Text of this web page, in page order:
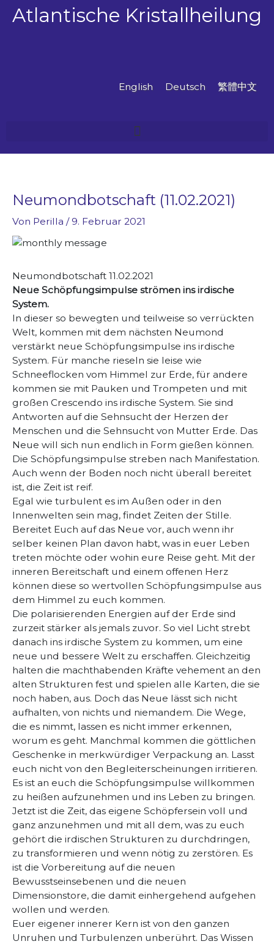
Zum
InhaltAtlantische Kristallheilung
English Deutsch 繁體中文
Neumondbotschaft (11.02.2021)
Von Perilla /9. Februar 2021
Neumondbotschaft 11.02.2021
Neue Schöpfungsimpulse strömen ins irdische
System.
In dieser so bewegten und teilweise so verrückten
Welt, kommen mit dem nächsten Neumond
verstärkt neue Schöpfungsimpulse ins irdische
System. Für manche rieseln sie leise wie
Schneeflocken vom Himmel zur Erde, für andere
kommen sie mit Pauken und Trompeten und mit
großen Crescendo ins irdische System. Sie sind
Antworten auf die Sehnsucht der Herzen der
Menschen und die Sehnsucht von Mutter Erde. Das
Neue will sich nun endlich in Form gießen können.
Die Schöpfungsimpulse streben nach Manifestation.
Auch wenn der Boden noch nicht überall bereitet
ist, die Zeit ist reif.
Egal wie turbulent es im Außen oder in den
Innenwelten sein mag, findet Zeiten der Stille.
Bereitet Euch auf das Neue vor, auch wenn ihr
selber keinen Plan davon habt, was in euer Leben
treten möchte oder wohin eure Reise geht. Mit der
inneren Bereitschaft und einem offenen Herz
können diese so wertvollen Schöpfungsimpulse aus
dem Himmel zu euch kommen.
Die polarisierenden Energien auf der Erde sind
zurzeit stärker als jemals zuvor. So viel Licht strebt
danach ins irdische System zu kommen, um eine
neue und bessere Welt zu erschaffen. Gleichzeitig
halten die machthabenden Kräfte vehement an den
alten Strukturen fest und spielen alle Karten, die sie
noch haben, aus. Doch das Neue lässt sich nicht
aufhalten, von nichts und niemandem. Die Wege,
die es nimmt, lassen es nicht immer erkennen,
worum es geht. Manchmal kommen die göttlichen
Geschenke in merkwürdiger Verpackung an. Lasst
euch nicht von den Begleiterscheinungen irritieren.
Es ist an euch die Schöpfungsimpulse willkommen
zu heißen aufzunehmen und ins Leben zu bringen.
Jetzt ist die Zeit, das eigene Schöpfersein voll und
ganz anzunehmen und mit all dem, was zu euch
gehört die irdischen Strukturen zu durchdringen,
zu transformieren und wenn nötig zu zerstören. Es
ist die Vorbereitung auf die neuen
Bewusstseinsebenen und die neuen
Dimensionstore, die damit einhergehend aufgehen
wollen und werden.
Euer eigener innerer Kern ist von den ganzen
Unruhen und Turbulenzen unberührt. Das Wissen